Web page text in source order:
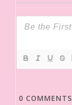
0 COMMENTS